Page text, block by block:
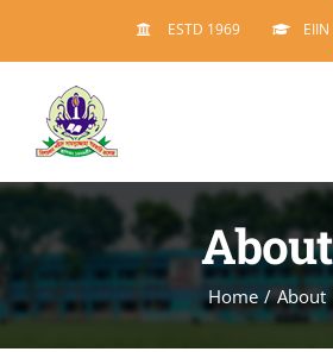
to
content
ESTD 1969 EIIN
About
Home / About